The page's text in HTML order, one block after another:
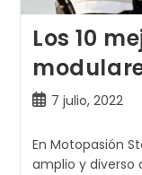
Los 10
Publicación
la
entrada:
7 julio, 2022
En Motopasión
amplio y diverso